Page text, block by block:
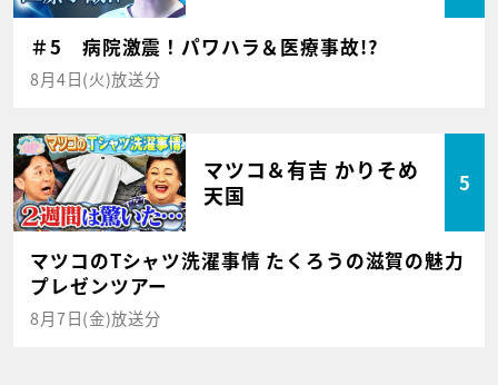
＃5 病院激震！パワハラ＆医療事故!?
8月4日(火)放送分
マツコ＆有吉 かりそめ
天国
5
マツコのTシャツ洗濯事情 たくろうの滋賀の魅力
プレゼンツアー
8月7日(金)放送分